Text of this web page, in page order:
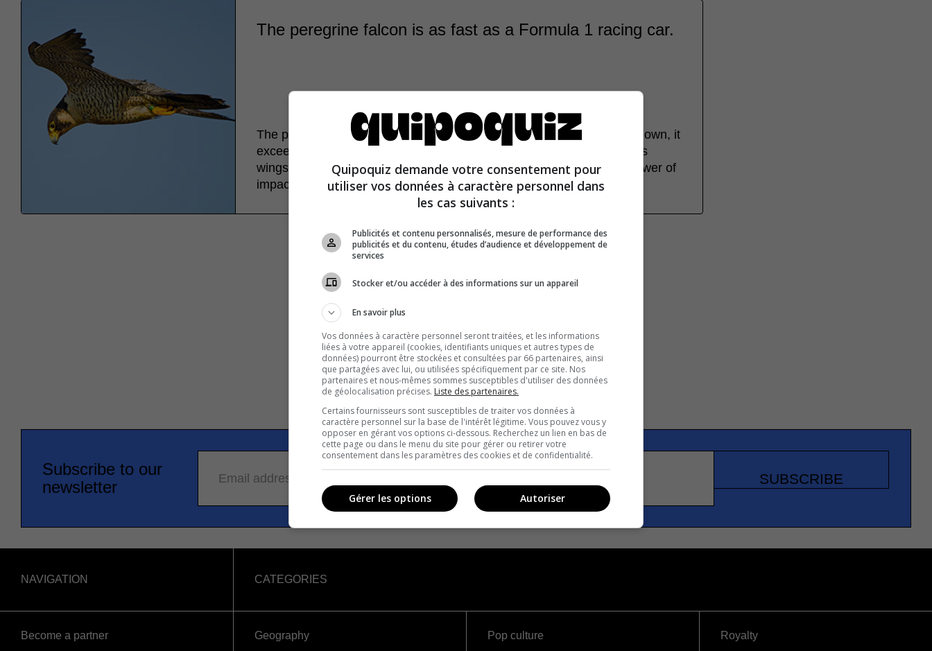
The peregrine falcon is as fast as a Formula 1 racing car.
The peregrine falcon is the fastest animal in the world. When it dives down, it
exceeds 190 mph (300 km/h)! Once it has spotted its prey, it folds in its
wings to begin its amazing downward nose-dive. At that speed, the power of
impact of one of its half-closed claws on its victim is enough to kill it.
Subscribe to our
newsletter
Email address SUBSCRIBE
NAVIGATION
Become a partner
CATEGORIES
Geography
Pop culture
Royalty
Quipoquiz demande votre consentement pour
utiliser vos données à caractère personnel dans
les cas suivants :
Publicités et contenu personnalisés, mesure de performance des
publicités et du contenu, études d’audience et développement de
services
Stocker et/ou accéder à des informations sur un appareil
En savoir plus
Vos données à caractère personnel seront traitées, et les informations
liées à votre appareil (cookies, identifiants uniques et autres types de
données) pourront être stockées et consultées par 66 partenaires, ainsi
que partagées avec lui, ou utilisées spécifiquement par ce site. Nos
partenaires et nous-mêmes sommes susceptibles d'utiliser des données
de géolocalisation précises. Liste des partenaires.
Certains fournisseurs sont susceptibles de traiter vos données à
caractère personnel sur la base de l'intérêt légitime. Vous pouvez vous y
opposer en gérant vos options ci-dessous. Recherchez un lien en bas de
cette page ou dans le menu du site pour gérer ou retirer votre
consentement dans les paramètres des cookies et de confidentialité.
Autoriser
Gérer les options